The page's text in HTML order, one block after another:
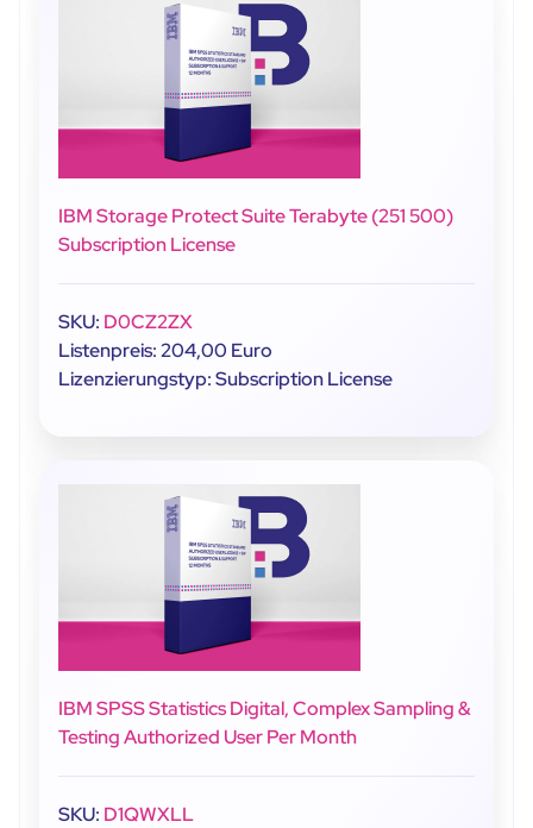
IBM Storage Protect Suite Terabyte (251 500)
Subscription License
SKU: D0CZ2ZX
Listenpreis: 204,00 Euro
Lizenzierungstyp: Subscription License
IBM SPSS Statistics Digital, Complex Sampling &
Testing Authorized User Per Month
SKU: D1QWXLL